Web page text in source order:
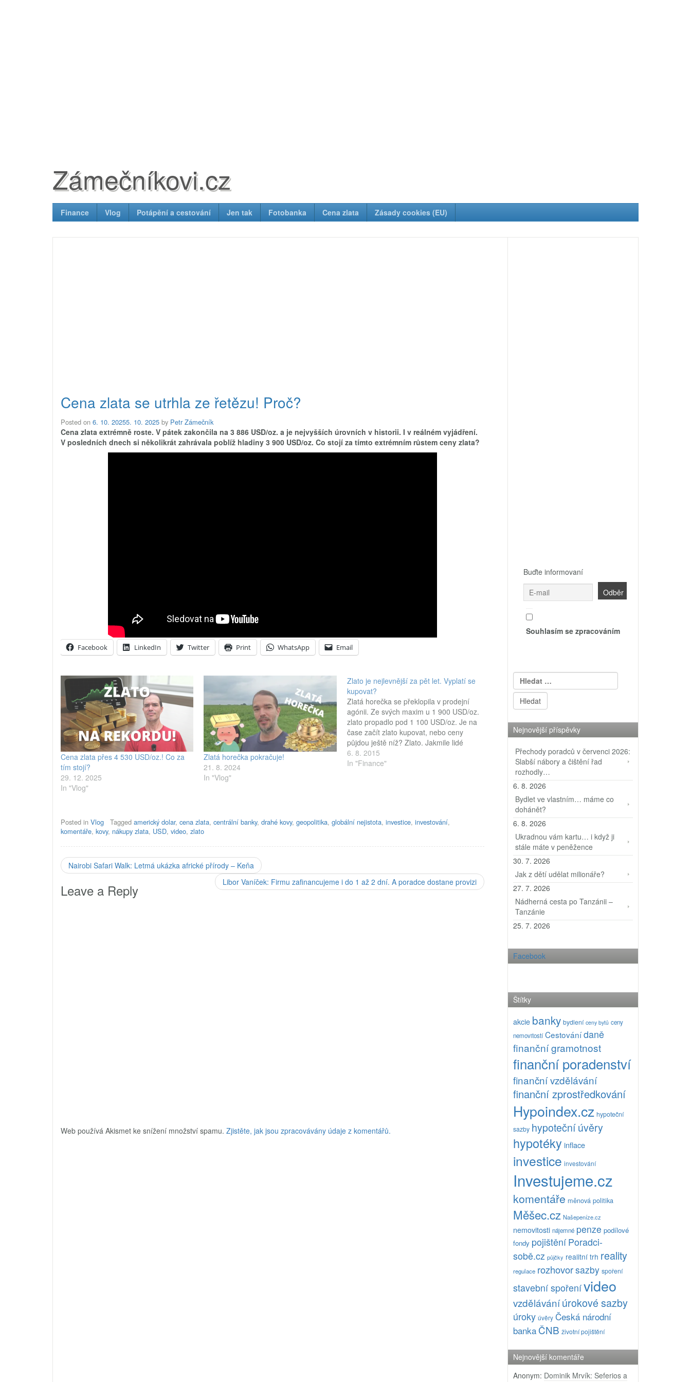
Zámečníkovi.cz
Finance Vlog Potápění a cestování Jen tak Fotobanka Cena zlata Zásady cookies (EU)
Cena zlata se utrhla ze řetězu! Proč?
Posted on 6. 10. 20255. 10. 2025 by Petr Zámečník
Cena zlata extrémně roste. V pátek zakončila na 3 886 USD/oz. a je nejvyšších úrovních v historii. I v reálném vyjádření.
V posledních dnech si několikrát zahrávala poblíž hladiny 3 900 USD/oz. Co stojí za tímto extrémním růstem ceny zlata?
Facebook LinkedIn Twitter Print WhatsApp Email
Cena zlata přes 4 530 USD/oz.! Co za
tím stojí?
29. 12. 2025
In "Vlog"
Zlatá horečka pokračuje!
21. 8. 2024
In "Vlog"
Zlato je nejlevnější za pět let. Vyplatí se
kupovat?
Zlatá horečka se překlopila v prodejní
agónii. Ze svých maxim u 1 900 USD/oz.
zlato propadlo pod 1 100 USD/oz. Je na
čase začít zlato kupovat, nebo ceny
půjdou ještě níž? Zlato. Jakmile lidé
zaslechnou kouzelné slůvko „zlato“ či
jeho ekvivalent v jiném jazyce („gold“,
6. 8. 2015
In "Finance"
Posted in Vlog Tagged americký dolar, cena zlata, centrální banky, drahé kovy, geopolitika, globální nejistota, investice, investování,
komentáře, kovy, nákupy zlata, USD, video, zlato
Nairobi Safari Walk: Letmá ukázka africké přírody – Keňa
Libor Vaníček: Firmu zafinancujeme i do 1 až 2 dní. A poradce dostane provizi
Leave a Reply
Web používá Akismet ke snížení množství spamu. Zjistěte, jak jsou zpracovávány údaje z komentářů.
Buďte informovaní
Souhlasím se zpracováním
Vyhledávání
Nejnovější příspěvky
Přechody poradců v červenci 2026:
Slabší nábory a čištění řad
rozhodly…
6. 8. 2026
Bydlet ve vlastním… máme co
dohánět?
6. 8. 2026
Ukradnou vám kartu… i když ji
stále máte v peněžence
30. 7. 2026
Jak z dětí udělat milionáře?
27. 7. 2026
Nádherná cesta po Tanzánii –
Tanzánie
25. 7. 2026
Facebook
Štítky
akcie banky bydlení ceny bytů ceny
nemovitostí Cestování daně
finanční gramotnost
finanční poradenství
finanční vzdělávání
finanční zprostředkování
Hypoindex.cz hypoteční
sazby hypoteční úvěry
hypotéky inflace
investice investování
Investujeme.cz
komentáře měnová politika
Měšec.cz Našepeníze.cz
nemovitosti nájemné penze podílové
fondy pojištění Poradci-
sobě.cz půjčky realitní trh reality
regulace rozhovorsazby spoření
stavební spořenívideo
vzdělávání úrokové sazby
úroky úvěry Česká národní
banka ČNB životní pojištění
Nejnovější komentáře
Anonym: Dominik Mrvík: Seferios a